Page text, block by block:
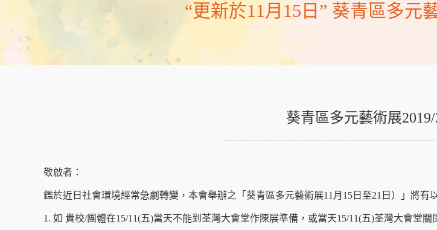
“更新於11月15日” 葵青區多元
葵青區多元藝術展
敬啟者：
鑑於近日社會環境經常急劇轉變，本會舉辦之「葵青區多元藝術展11月15日至21日）」將有
1. 如 貴校/團體在15/11(五)當天不能到荃灣大會堂作陳展準備，或當天15/11(五)荃灣大會堂